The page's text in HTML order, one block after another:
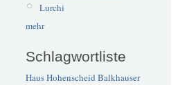
Lurchi
mehr
Schlagwortliste
Haus Hohenscheid Balkhauser